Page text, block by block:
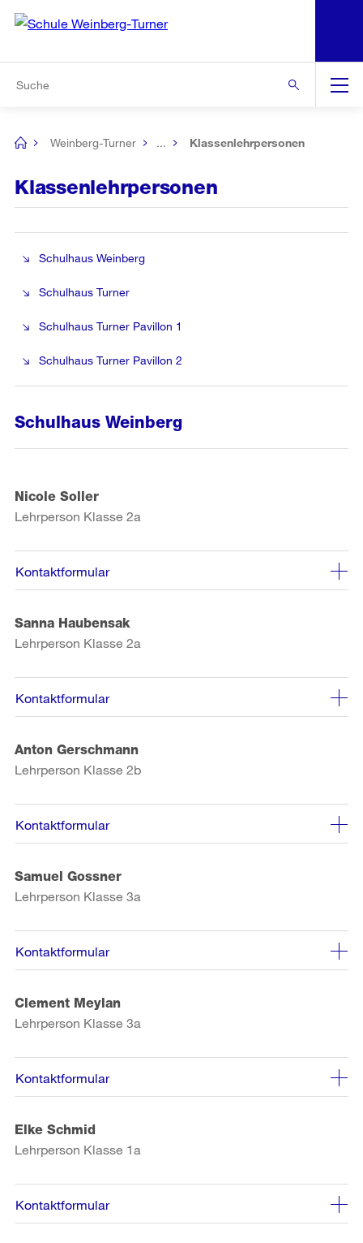
Navigation
[no
Weinberg-Turner ... Klassenlehrpersonen
Klassenlehrpersonen
Schulhaus Weinberg
Schulhaus Turner
Schulhaus Turner Pavillon 1
Schulhaus Turner Pavillon 2
Schulhaus Weinberg
Nicole Soller
Lehrperson Klasse 2a
Kontaktformular
Sanna Haubensak
Lehrperson Klasse 2a
Kontaktformular
Anton Gerschmann
Lehrperson Klasse 2b
Kontaktformular
Samuel Gossner
Lehrperson Klasse 3a
Kontaktformular
Clement Meylan
Lehrperson Klasse 3a
Kontaktformular
Elke Schmid
Lehrperson Klasse 1a
Kontaktformular